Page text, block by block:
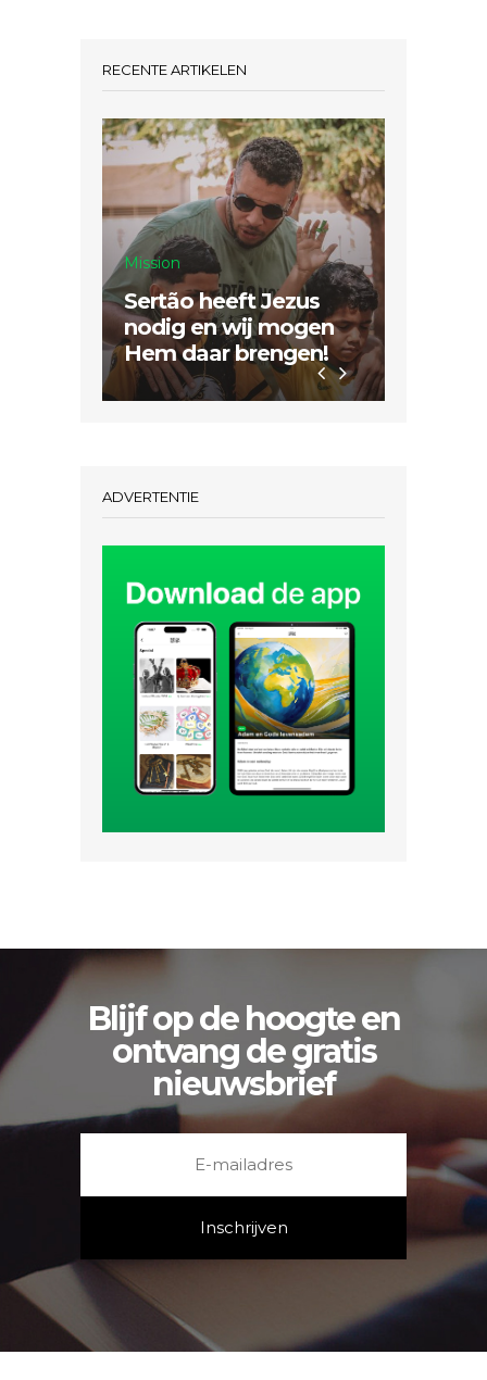
RECENTE ARTIKELEN
Mission
Sertão heeft Jezus
nodig en wij mogen
Hem daar brengen!
ADVERTENTIE
Blijf op de hoogte en
ontvang de gratis
nieuwsbrief